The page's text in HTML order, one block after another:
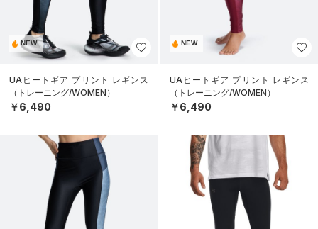
NEW
UAヒートギア プリント レギンス
（トレーニング/WOMEN）
￥6,490
NEW
UAヒートギア プリント レギンス
（トレーニング/WOMEN）
￥6,490